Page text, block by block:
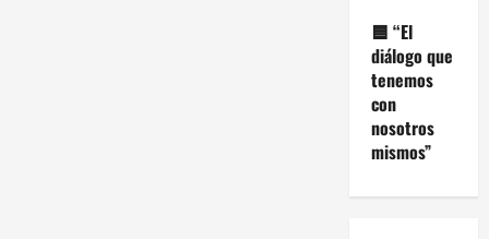
🟦 “El
diálogo que
tenemos
con
nosotros
mismos”